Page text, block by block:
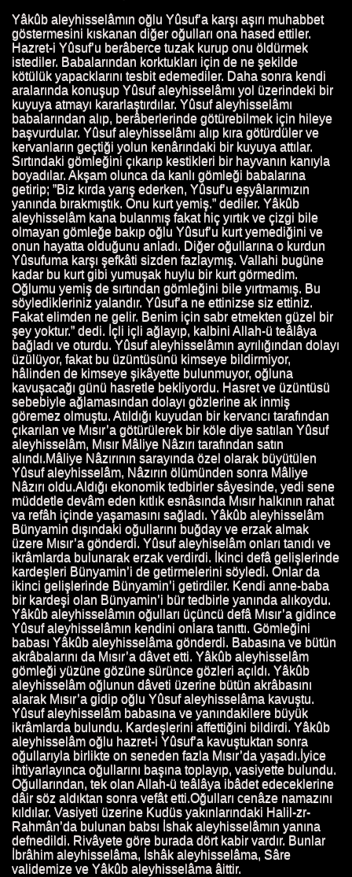
Yâkûb aleyhisselâmın oğlu Yûsuf’a karşı aşırı muhabbet
göstermesini kıskanan diğer oğulları ona hased ettiler.
Hazret-i Yûsuf’u berâberce tuzak kurup onu öldürmek
istediler. Babalarından korktukları için de ne şekilde
kötülük yapacklarını tesbit edemediler. Daha sonra kendi
aralarında konuşup Yûsuf aleyhisselâmı yol üzerindeki bir
kuyuya atmayı kararlaştırdılar. Yûsuf aleyhisselâmı
babalarından alıp, berâberlerinde götürebilmek için hileye
başvurdular. Yûsuf aleyhisselâmı alıp kıra götürdüler ve
kervanların geçtiği yolun kenârındaki bir kuyuya attılar.
Sırtındaki gömleğini çıkarıp kestikleri bir hayvanın kanıyla
boyadılar. Akşam olunca da kanlı gömleği babalarına
getirip; ”Biz kırda yarış ederken, Yûsuf’u eşyâlarımızın
yanında bırakmıştık. Onu kurt yemiş.” dediler. Yâkûb
aleyhisselâm kana bulanmış fakat hiç yırtık ve çizgi bile
olmayan gömleğe bakıp oğlu Yûsuf’u kurt yemediğini ve
onun hayatta olduğunu anladı. Diğer oğullarına o kurdun
Yûsufuma karşı şefkâti sizden fazlaymış. Vallahi bugüne
kadar bu kurt gibi yumuşak huylu bir kurt görmedim.
Oğlumu yemiş de sırtından gömleğini bile yırtmamış. Bu
söyledikleriniz yalandır. Yûsuf’a ne ettinizse siz ettiniz.
Fakat elimden ne gelir. Benim için sabr etmekten güzel bir
şey yoktur.” dedi. İçli içli ağlayıp, kalbini Allah-ü teâlâya
bağladı ve oturdu. Yûsuf aleyhisselâmın ayrılığından dolayı
üzülüyor, fakat bu üzüntüsünü kimseye bildirmiyor,
hâlinden de kimseye şikâyette bulunmuyor, oğluna
kavuşacağı günü hasretle bekliyordu. Hasret ve üzüntüsü
sebebiyle ağlamasından dolayı gözlerine ak inmiş
göremez olmuştu. Atıldığı kuyudan bir kervancı tarafından
çıkarılan ve Mısır’a götürülerek bir köle diye satılan Yûsuf
aleyhisselâm, Mısır Mâliye Nâzırı tarafından satın
alındı.Mâliye Nâzırının sarayında özel olarak büyütülen
Yûsuf aleyhisselâm, Nâzırın ölümünden sonra Mâliye
Nâzırı oldu.Aldığı ekonomik tedbirler sâyesinde, yedi sene
müddetle devâm eden kıtlık esnâsında Mısır halkının rahat
va refâh içinde yaşamasını sağladı. Yâkûb aleyhisselâm
Bünyamin dışındaki oğullarını buğday ve erzak almak
üzere Mısır’a gönderdi. Yûsuf aleyhiselâm onları tanıdı ve
ikrâmlarda bulunarak erzak verdirdi. İkinci defâ gelişlerinde
kardeşleri Bünyamin’i de getirmelerini söyledi. Onlar da
ikinci gelişlerinde Bünyamin’i getirdiler. Kendi anne-baba
bir kardeşi olan Bünyamin’i bür tedbirle yanında alıkoydu.
Yâkûb aleyhisselâmın oğulları üçüncü defâ Mısır’a gidince
Yûsuf aleyhisselâmın kendini onlara tanıttı. Gömleğini
babası Yâkûb aleyhisselâma gönderdi. Babasına ve bütün
akrâbalarını da Mısır’a dâvet etti. Yâkûb aleyhisselâm
gömleği yüzüne gözüne sürünce gözleri açıldı. Yâkûb
aleyhisselâm oğlunun dâveti üzerine bütün akrâbasını
alarak Mısır’a gidip oğlu Yûsuf aleyhisselâma kavuştu.
Yûsuf aleyhisselâm babasına ve yanındakilere büyük
ikrâmlarda bulundu. Kardeşlerini affettiğini bildirdi. Yâkûb
aleyhisselâm oğlu hazret-i Yûsuf’a kavuştuktan sonra
oğullarıyla birlikte on seneden fazla Mısır’da yaşadı.İyice
ihtiyarlayınca oğullarını başına toplayıp, vasiyette bulundu.
Oğullarından, tek olan Allah-ü teâlâya ibâdet edeceklerine
dâir söz aldıktan sonra vefât etti.Oğulları cenâze namazını
kıldılar. Vasiyeti üzerine Kudüs yakınlarındaki Halil-zr-
Rahmân’da bulunan babsı İshak aleyhisselâmın yanına
defnedildi. Rivâyete göre burada dört kabir vardır. Bunlar
İbrâhim aleyhisselâma, İshâk aleyhisselâma, Sâre
validemize ve Yâkûb aleyhisselâma âittir.
HAYATI
HAYATI
HAYATI
HAYATI
HAYATI